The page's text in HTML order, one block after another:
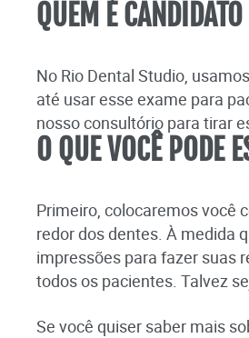
QUEM É
No Rio Dental Studio,
até usar esse exame para
nosso consultório para tirar
O QUE VOCÊ PODE
Primeiro, colocaremos você
redor dos dentes. À medida
impressões para fazer suas
todos os pacientes. Talvez
Se você quiser saber mais